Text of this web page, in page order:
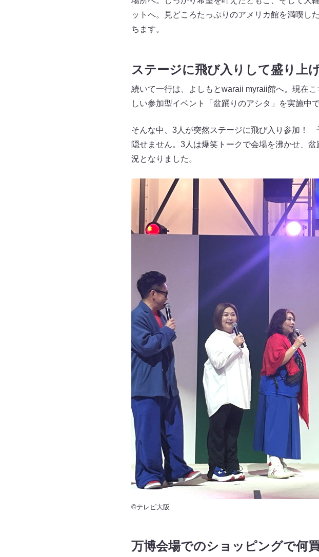
ットへ。見どころたっぷりのアメリカ館を満喫し
ちます。
ステージに飛び入りして盛り上
続いて一行は、よしもとwaraii myraii館へ。現在
しい参加型イベント「盆踊りのアシタ」を実施中で
そんな中、3人が突然ステージに飛び入り参加！
隠せません。3人は爆笑トークで会場を沸かせ、
況となりました。
©テレビ大阪
万博会場でのショッピングで何